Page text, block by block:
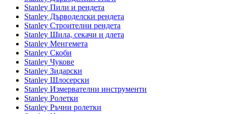
Stanley Пили и рендета
Stanley Дърводелски рендета
Stanley Строителни рендета
Stanley Шила, секачи и длета
Stanley Менгемета
Stanley Скоби
Stanley Чукове
Stanley Зидарски
Stanley Шлосерски
Stanley Измервателни инструменти
Stanley Ролетки
Stanley Ръчни ролетки